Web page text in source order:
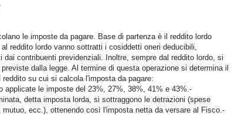
le imposte da pagare. Base di partenza è il reddito lordo
reddito lordo vanno sottratti i cosiddetti oneri deducibili,
dai contribuenti previdenziali. Inoltre, sempre dal reddito lordo, si
dalla legge. Al termine di questa operazione si determina il
su cui si calcola l'imposta da pagare:
applicate le imposte del 23%, 27%, 38%, 41% e 43%.-
detta imposta lorda, si sottraggono le detrazioni (spese
ecc.), ottenendo così l'imposta netta da versare al Fisco.-